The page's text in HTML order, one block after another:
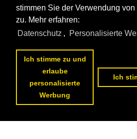
stimmen Sie der Verwendung
zu. Mehr erfahren:
Datenschutz , Personalisierte
Ich stimme zu und
erlaube
personalisierte
Werbung
Ich